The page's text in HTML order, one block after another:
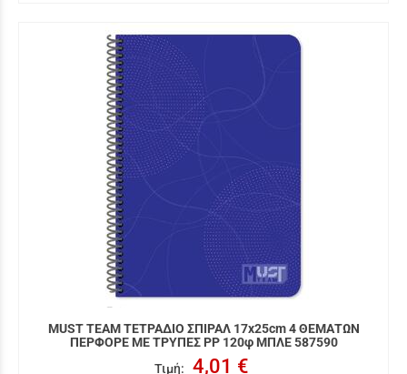
MUST TEAM ΤΕΤΡΑΔΙΟ ΣΠΙΡΑΛ 17x25cm 4 ΘΕΜΑΤΩΝ
ΠΕΡΦΟΡΕ ΜΕ ΤΡΥΠΕΣ PP 120φ ΜΠΛΕ 587590
Τιμή: 4,01 €